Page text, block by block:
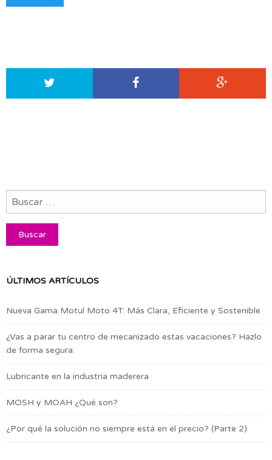
ÚLTIMOS ARTÍCULOS
Nueva Gama Motul Moto 4T: Más Clara, Eficiente y Sostenible
¿Vas a parar tu centro de mecanizado estas vacaciones? Hazlo
de forma segura:
Lubricante en la industria maderera
MOSH y MOAH ¿Qué son?
¿Por qué la solución no siempre está en el precio? (Parte 2)